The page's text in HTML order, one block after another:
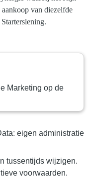
van diezelfde
Marketing op de
eigen administratie
tussentijds wijzigen.
voorwaarden.